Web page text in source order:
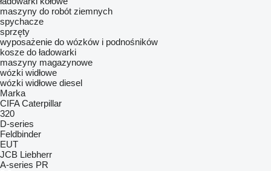
maszyny do robót ziemnych
spychacze
sprzęty
wyposażenie do wózków i podnośników
kosze do ładowarki
maszyny magazynowe
wózki widłowe
wózki widłowe diesel
Marka
CIFA Caterpillar
320
D-series
Feldbinder
EUT
JCB Liebherr
A-series PR